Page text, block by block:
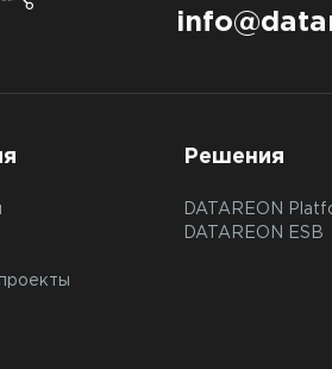
Решения
DATAREON
DATAREON ESB